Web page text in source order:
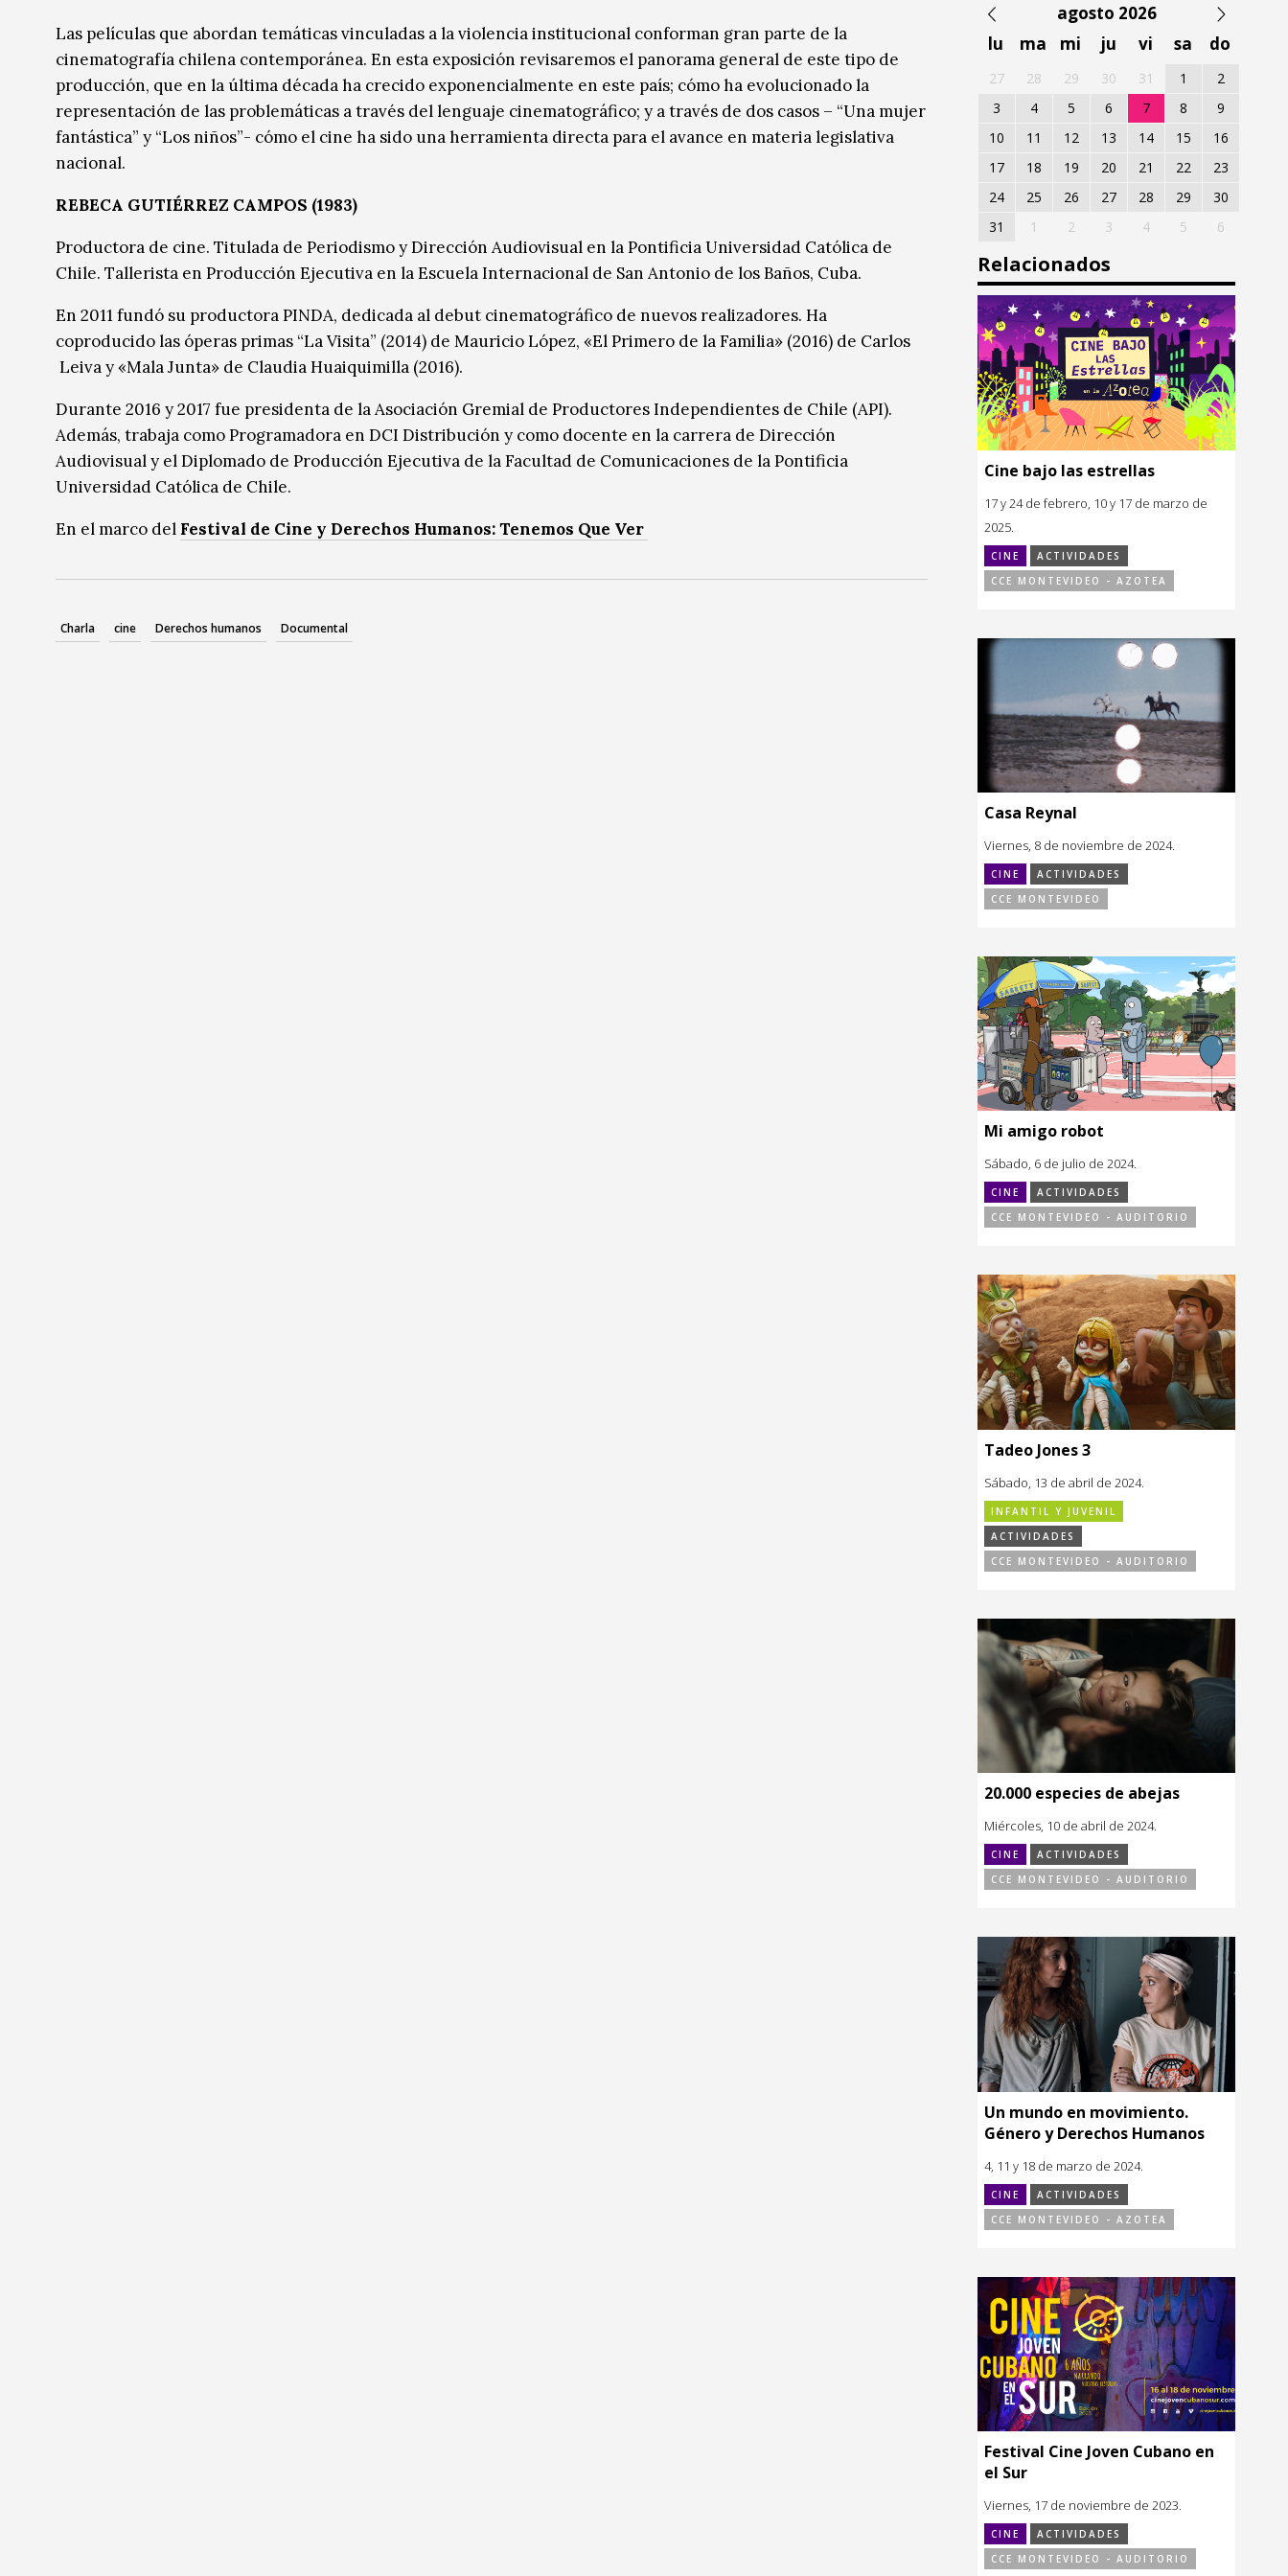
Música
Música
Sin categoríaSin categoría
Las películas que abordan temáticas vinculadas a la violencia institucional conforman gran parte de la
cinematografía chilena contemporánea. En esta exposición revisaremos el panorama general de este tipo de
producción, que en la última década ha crecido exponencialmente en este país; cómo ha evolucionado la
representación de las problemáticas a través del lenguaje cinematográfico; y a través de dos casos – “Una mujer
fantástica” y “Los niños”- cómo el cine ha sido una herramienta directa para el avance en materia legislativa
nacional.
REBECA GUTIÉRREZ CAMPOS (1983)
Productora de cine. Titulada de Periodismo y Dirección Audiovisual en la Pontificia Universidad Católica de
Chile. Tallerista en Producción Ejecutiva en la Escuela Internacional de San Antonio de los Baños, Cuba.
En 2011 fundó su productora PINDA, dedicada al debut cinematográfico de nuevos realizadores. Ha
coproducido las óperas primas “La Visita” (2014) de Mauricio López, «El Primero de la Familia» (2016) de Carlos
Leiva y «Mala Junta» de Claudia Huaiquimilla (2016).
Durante 2016 y 2017 fue presidenta de la Asociación Gremial de Productores Independientes de Chile (API).
Además, trabaja como Programadora en DCI Distribución y como docente en la carrera de Dirección
Audiovisual y el Diplomado de Producción Ejecutiva de la Facultad de Comunicaciones de la Pontificia
Universidad Católica de Chile.
En el marco del Festival de Cine y Derechos Humanos: Tenemos Que Ver
Charla cine Derechos humanos Documental
agosto 2026
lu
ma mi ju vi sa do
27 28 29 30 31 1
2
3
4 5 6 7 8
9
10
11 12 13 14 15
16
17
18 19 20 21 22
23
24
25 26 27 28 29
30
31
1 2 3 4 5 6
Relacionados
Cine bajo las estrellas
17 y 24 de febrero, 10 y 17 de marzo de
2025.
CINE
ACTIVIDADES
CCE MONTEVIDEO - AZOTEA
Casa Reynal
Viernes, 8 de noviembre de 2024.
CINE
ACTIVIDADES
CCE MONTEVIDEO
Mi amigo robot
Sábado, 6 de julio de 2024.
CINE
ACTIVIDADES
CCE MONTEVIDEO - AUDITORIO
Tadeo Jones 3
Sábado, 13 de abril de 2024.
INFANTIL Y JUVENIL
ACTIVIDADES
CCE MONTEVIDEO - AUDITORIO
20.000 especies de abejas
Miércoles, 10 de abril de 2024.
CINE
ACTIVIDADES
CCE MONTEVIDEO - AUDITORIO
Un mundo en movimiento.
Género y Derechos Humanos
4, 11 y 18 de marzo de 2024.
CINE
ACTIVIDADES
CCE MONTEVIDEO - AZOTEA
Festival Cine Joven Cubano en
el Sur
Viernes, 17 de noviembre de 2023.
CINE
ACTIVIDADES
CCE MONTEVIDEO - AUDITORIO